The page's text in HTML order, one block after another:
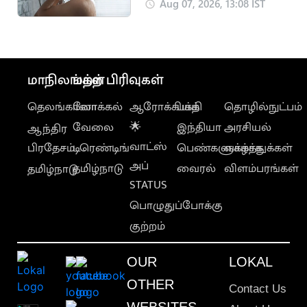
Aug 07, 2026, 13:08 IST
மாநிலங்கள்
தெலங்கானா
ஆந்திர
பிரதேசம்
தமிழ்நாடு
மற்ற பிரிவுகள்
லோக்கல்
வேலை
டிரெண்டிங்
தமிழ்நாடு
ஆரோக்கியம்
🌟
வாட்ஸ்
அப்
STATUS
பொழுதுப்போக்கு
குற்றம்
பக்தி
இந்தியா
பெண்களுக்காக
வைரல்
தொழில்நுட்பம்
அரசியல்
வாழ்த்துக்கள்
விளம்பரங்கள்
OUR
OTHER
LOKAL
Contact Us